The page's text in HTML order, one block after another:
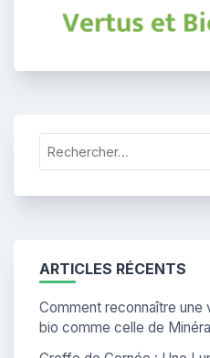
ARTICLES RÉCENTS
Comment reconnaître une
bio comme celle de